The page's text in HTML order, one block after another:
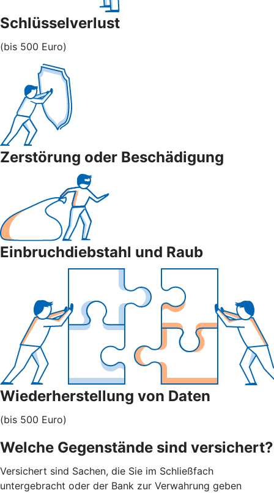
Schlüsselverlust
(bis 500 Euro)
Zerstörung oder Beschädigung
Einbruchdiebstahl und Raub
Wiederherstellung von Daten
(bis 500 Euro)
Welche Gegenstände sind versichert?
Versichert sind Sachen, die Sie im Schließfach
untergebracht oder der Bank zur Verwahrung geben